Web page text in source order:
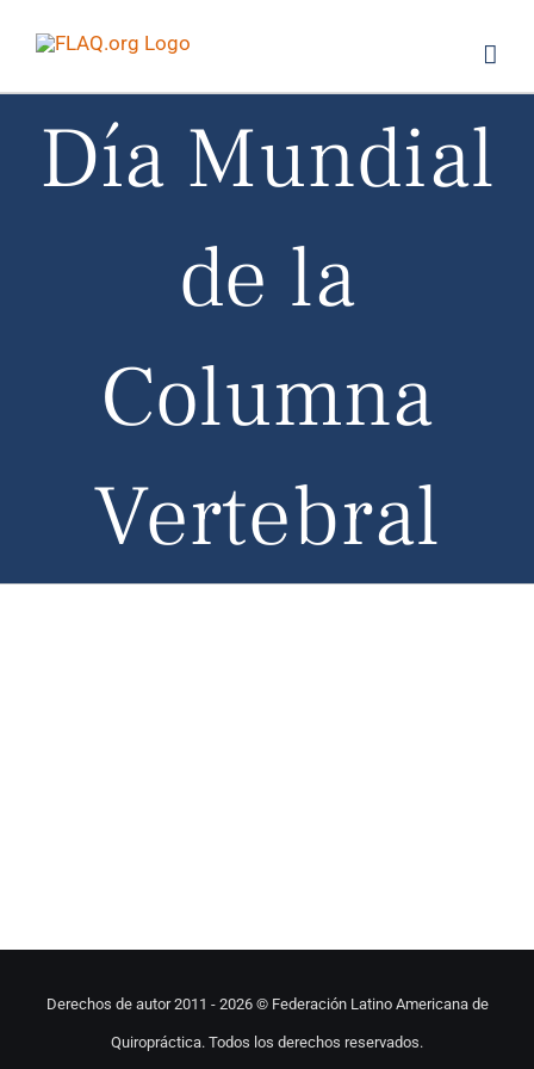
contenido
Día Mundial
de la
Columna
Vertebral
Derechos de autor 2011 - 2026 © Federación Latino Americana de
Quiropráctica. Todos los derechos reservados.